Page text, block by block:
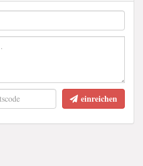
einreichen